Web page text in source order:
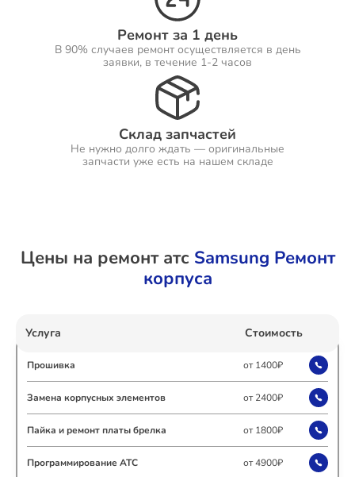
Ремонт за 1 день
В 90% случаев ремонт осуществляется в день
заявки, в течение 1-2 часов
Склад запчастей
Не нужно долго ждать — оригинальные
запчасти уже есть на нашем складе
Цены на ремонт атс Samsung Ремонт
корпуса
Услуга Стоимость
Прошивка от 1400₽
Замена корпусных элементов от 2400₽
Пайка и ремонт платы брелка от 1800₽
Программирование АТС от 4900₽
Ремонт Сабвуферов
Ремонт Посудомоечных машин
Ремонт Ресиверов
Ремонт Варочных панелей
Ремонт Акустических систем